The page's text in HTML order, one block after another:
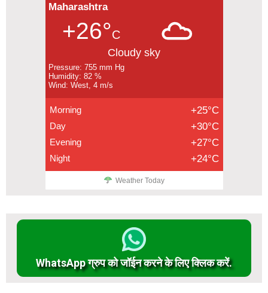
Maharashtra
+26°C
Cloudy sky
Pressure: 755 mm Hg
Humidity: 82 %
Wind: West, 4 m/s
Morning +25°C
Day +30°C
Evening +27°C
Night +24°C
Weather Today
WhatsApp ग्रुप को जॉईन करने के लिए क्लिक करें.